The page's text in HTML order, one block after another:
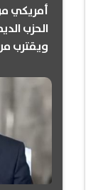
أمريكي
الحزب
ويقترب